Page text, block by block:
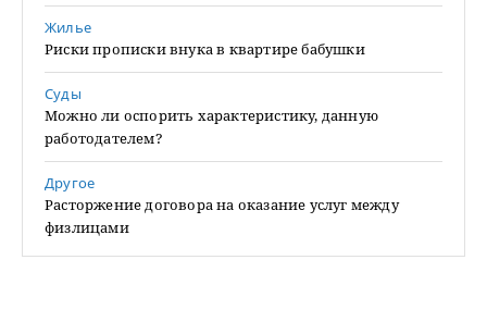
Жилье
Риски прописки внука в квартире бабушки
Суды
Можно ли оспорить характеристику, данную
работодателем?
Другое
Расторжение договора на оказание услуг между
физлицами